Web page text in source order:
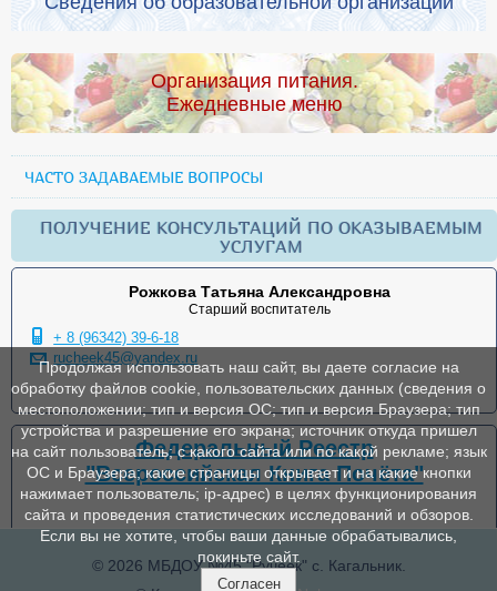
Организация питания.
Ежедневные меню
ЧАСТО ЗАДАВАЕМЫЕ ВОПРОСЫ
ПОЛУЧЕНИЕ КОНСУЛЬТАЦИЙ ПО ОКАЗЫВАЕМЫМ
УСЛУГАМ
Рожкова Татьяна Александровна
Старший воспитатель
+ 8 (96342) 39-6-18
rucheek45@yandex.ru
Федеральный Реестр
"Всероссийская Книга Почёта"
© 2026 МБДОУ №45 "Ручеек" с. Кагальник.
Продолжая использовать наш сайт, вы даете согласие на
обработку файлов cookie, пользовательских данных (сведения о
местоположении; тип и версия ОС; тип и версия Браузера; тип
устройства и разрешение его экрана; источник откуда пришел
на сайт пользователь; с какого сайта или по какой рекламе; язык
ОС и Браузера; какие страницы открывает и на какие кнопки
нажимает пользователь; ip-адрес) в целях функционирования
сайта и проведения статистических исследований и обзоров.
Если вы не хотите, чтобы ваши данные обрабатывались,
покиньте сайт.
Согласен